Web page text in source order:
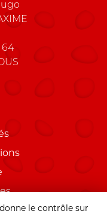
le contrôle sur
64